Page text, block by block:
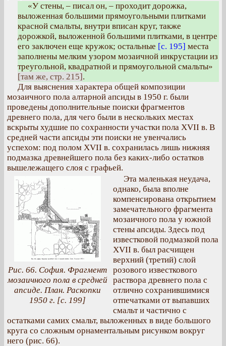
«У стены, – писал он, – проходит дорожка,
выложенная большими прямоугольными плитками
красной смальты, внутри вписан круг, также
дорожкой, выложенной большими плитками, в центре
его заключен еще кружок; остальные [с. 195] места
заполнены мелким узором мозаичной инкрустации из
треугольной, квадратной и прямоугольной смальты»
[там же, стр. 215].
Для выяснения характера общей композиции
мозаичного пола алтарной апсиды в 1950 г. были
проведены дополнительные поиски фрагментов
древнего пола, для чего были в нескольких местах
вскрыты худшие по сохранности участки пола XVII в. В
средней части апсиды эти поиски не увенчались
успехом: под полом XVII в. сохранилась лишь нижняя
подмазка древнейшего пола без каких-либо остатков
вышележащего слоя с графьей.
Рис. 66. София. Фрагмент
мозаичного пола в средней
апсиде. План. Раскопки
1950 г. [с. 199]
Эта маленькая неудача,
однако, была вполне
компенсирована открытием
замечательного фрагмента
мозаичного пола у южной
стены апсиды. Здесь под
известковой подмазкой пола
XVII в. был расчищен
верхний (третий) слой
розового известкового
раствора древнего пола с
отлично сохранившимися
отпечатками от выпавших
смальт и частично с
остатками самих смальт, выложенных в виде большого
круга со сложным орнаментальным рисунком вокруг
него (рис. 66).